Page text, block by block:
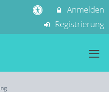
Anmelden
Registrierung